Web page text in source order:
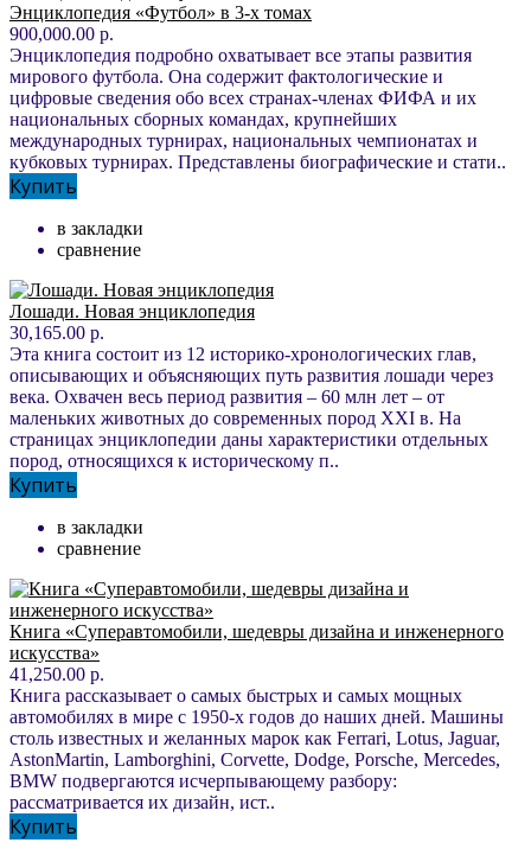
Энциклопедия «Футбол» в 3-х томах
900,000.00 р.
Энциклопедия подробно охватывает все этапы развития
мирового футбола. Она содержит фактологические и
цифровые сведения обо всех странах-членах ФИФА и их
национальных сборных командах, крупнейших
международных турнирах, национальных чемпионатах и
кубковых турнирах. Представлены биографические и стати..
Купить
в закладки
сравнение
Лошади. Новая энциклопедия
30,165.00 р.
Эта книга состоит из 12 историко-хронологических глав,
описывающих и объясняющих путь развития лошади через
века. Охвачен весь период развития – 60 млн лет – от
маленьких животных до современных пород XXI в. На
страницах энциклопедии даны характеристики отдельных
пород, относящихся к историческому п..
Купить
в закладки
сравнение
Книга «Суперавтомобили, шедевры дизайна и инженерного
искусства»
41,250.00 р.
Книга рассказывает о самых быстрых и самых мощных
автомобилях в мире с 1950-х годов до наших дней. Машины
столь известных и желанных марок как Ferrari, Lotus, Jaguar,
AstonMartin, Lamborghini, Corvette, Dodge, Porsche, Mercedes,
BMW подвергаются исчерпывающему разбору:
рассматривается их дизайн, ист..
Купить